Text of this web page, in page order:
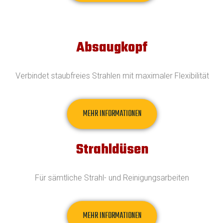
Absaugkopf
Verbindet staubfreies Strahlen mit maximaler Flexibilität
MEHR INFORMATIONEN
Strahldüsen
Für sämtliche Strahl- und Reinigungsarbeiten
MEHR INFORMATIONEN